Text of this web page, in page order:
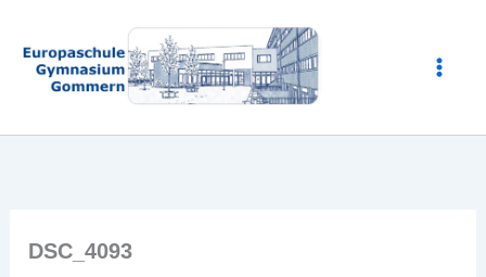
Inhalt
springen
DSC_4093